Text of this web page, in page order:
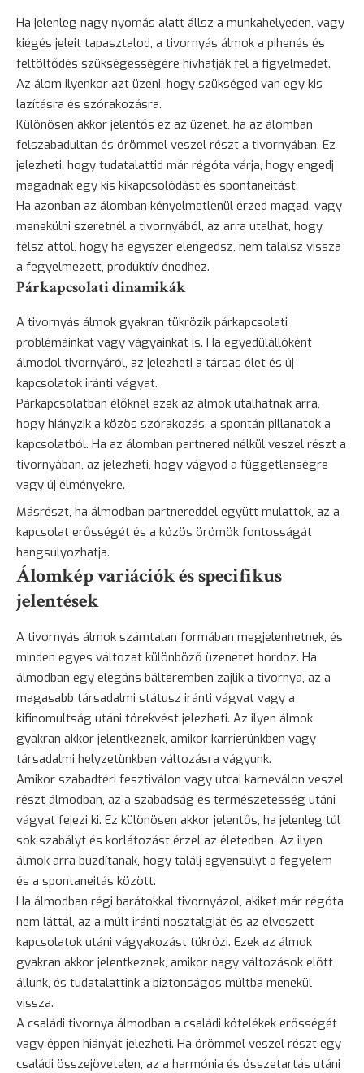
Ha jelenleg nagy nyomás alatt állsz a munkahelyeden, vagy
kiégés jeleit tapasztalod, a tivornyás álmok a pihenés és
feltöltődés szükségességére hívhatják fel a figyelmedet.
Az álom ilyenkor azt üzeni, hogy szükséged van egy kis
lazításra és szórakozásra.
Különösen akkor jelentős ez az üzenet, ha az álomban
felszabadultan és örömmel veszel részt a tivornyában. Ez
jelezheti, hogy tudatalattid már régóta várja, hogy engedj
magadnak egy kis kikapcsolódást és spontaneitást.
Ha azonban az álomban kényelmetlenül érzed magad, vagy
menekülni szeretnél a tivornyából, az arra utalhat, hogy
félsz attól, hogy ha egyszer elengedsz, nem találsz vissza
a fegyelmezett, produktív énedhez.
Párkapcsolati dinamikák
A tivornyás álmok gyakran tükrözik párkapcsolati
problémáinkat vagy vágyainkat is. Ha egyedülállóként
álmodol tivornyáról, az jelezheti a társas élet és új
kapcsolatok iránti vágyat.
Párkapcsolatban élőknél ezek az álmok utalhatnak arra,
hogy hiányzik a közös szórakozás, a spontán pillanatok a
kapcsolatból. Ha az álomban partnered nélkül veszel részt a
tivornyában, az jelezheti, hogy vágyod a függetlenségre
vagy új élményekre.
Másrészt, ha álmodban partnereddel együtt mulattok, az a
kapcsolat erősségét és a közös örömök fontosságát
hangsúlyozhatja.
Álomkép variációk és specifikus
jelentések
A tivornyás álmok számtalan formában megjelenhetnek, és
minden egyes változat különböző üzenetet hordoz. Ha
álmodban egy elegáns bálteremben zajlik a tivornya, az a
magasabb társadalmi státusz iránti vágyat vagy a
kifinomultság utáni törekvést jelezheti. Az ilyen álmok
gyakran akkor jelentkeznek, amikor karrierünkben vagy
társadalmi helyzetünkben változásra vágyunk.
Amikor szabadtéri fesztiválon vagy utcai karneválon veszel
részt álmodban, az a szabadság és természetesség utáni
vágyat fejezi ki. Ez különösen akkor jelentős, ha jelenleg túl
sok szabályt és korlátozást érzel az életedben. Az ilyen
álmok arra buzdítanak, hogy találj egyensúlyt a fegyelem
és a spontaneitás között.
Ha álmodban régi barátokkal tivornyázol, akiket már régóta
nem láttál, az a múlt iránti nosztalgiát és az elveszett
kapcsolatok utáni vágyakozást tükrözi. Ezek az álmok
gyakran akkor jelentkeznek, amikor nagy változások előtt
állunk, és tudatalattink a biztonságos múltba menekül
vissza.
A családi tivornya álmodban a családi kötelékek erősségét
vagy éppen hiányát jelezheti. Ha örömmel veszel részt egy
családi összejövetelen, az a harmónia és összetartás utáni